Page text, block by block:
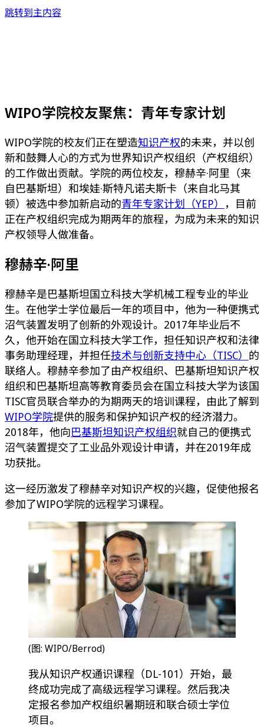
跳转到主内容
WIPO学院校友聚焦：青年专家计划
WIPO学院的校友们正在塑造知识产权的未来，并以创
新和鼓舞人心的方式为世界知识产权组织（产权组织）
的工作做出贡献。学院的两位校友，穆赫辛·阿里（来
自巴基斯坦）和埃娃·斯特凡诺夫斯卡（来自北马其
顿）被选中参加新启动的青年专家计划（YEP）
，目前
正在产权组织完成为期两年的旅程，为成为未来的知识
产权领导人做准备。
穆赫辛·阿里
穆赫辛是巴基斯坦国立科技大学机械工程专业的毕业
生。在他学士学位最后一年的项目中，他为一种便携式
沼气装置发明了创新的外观设计。2017年毕业后不
久，他开始在国立科技大学工作，担任知识产权和法律
事务助理经理，并担任技术与创新支持中心（TISC） 的
联络人。穆赫辛参加了由产权组织、巴基斯坦知识产权
组织和巴基斯坦高等教育委员会在国立科技大学为该国
TISC官员联合举办的为期两天的培训课程，由此了解到
WIPO学院提供的服务和保护知识产权的经济潜力。
2018年，他向巴基斯坦知识产权组织就自己的便携式
沼气装置提交了工业品外观设计申请，并在2019年成
功获批。
这一经历激发了穆赫辛对知识产权的兴趣，促使他报名
参加了WIPO学院的远程学习课程。
(图: WIPO/Berrod)
我从知识产权通识课程（DL-101）开始，最
终成功完成了高级远程学习课程。然后我决
定报名参加产权组织暑期班和联合硕士学位
项目。